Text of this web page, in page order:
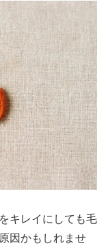
キレイにしても毛
因かもしれませ